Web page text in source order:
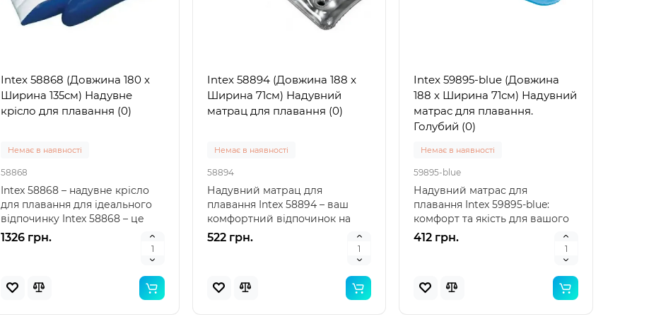
Популярний
Intex 57100 (85 x 85 x 23см)
Надувний дитячий басейн
"Зелений"
57100
Популярний
Intex 29039 - Термо́метр для
басе́йнів
29039
Bestway 32034 (Довжина 51 x
Ширина 46см) Надувний
жилет для плавання
32034
Intex 58868 (Довжина 180 x
Ширина 135см) Надувне
крісло для плавання (0)
Немає в наявності
58868
Intex 58868 – надувне крісло
для плавання для ідеального
відпочинку Intex 58868 – це
якісне надувн..
1326 грн.
Intex 58894 (Довжина 188 x
Ширина 71см) Надувний
матрац для плавання (0)
Немає в наявності
58894
Надувний матрац для
плавання Intex 58894 – ваш
комфортний відпочинок на
воді Intex 58894 – це ідеаль..
522 грн.
Intex 59895-blue (Довжина
188 x Ширина 71см) Надувний
матрас для плавання.
Голубий (0)
Немає в наявності
59895-blue
Надувний матрас для
плавання Intex 59895-blue:
комфорт та якість для вашого
відпочинку Intex 59895-b..
412 грн.